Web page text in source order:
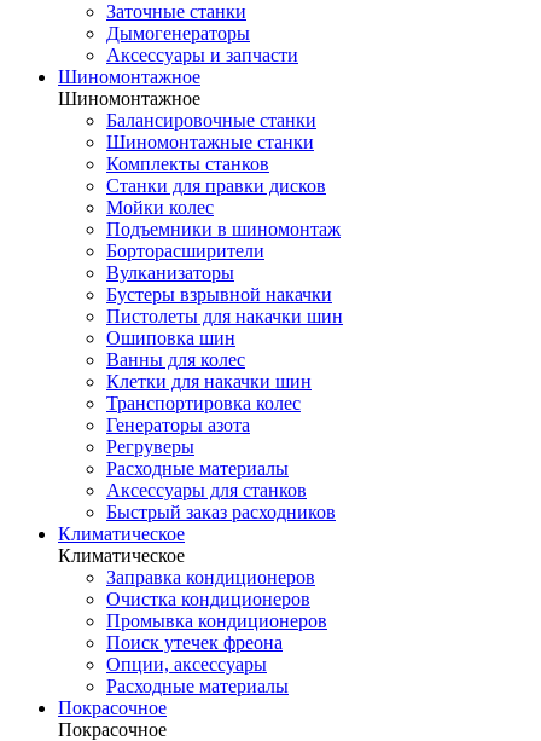
Заточные станки
Дымогенераторы
Аксессуары и запчасти
Шиномонтажное
Шиномонтажное
Балансировочные станки
Шиномонтажные станки
Комплекты станков
Станки для правки дисков
Мойки колес
Подъемники в шиномонтаж
Борторасширители
Вулканизаторы
Бустеры взрывной накачки
Пистолеты для накачки шин
Ошиповка шин
Ванны для колес
Клетки для накачки шин
Транспортировка колес
Генераторы азота
Регруверы
Расходные материалы
Аксессуары для станков
Быстрый заказ расходников
Климатическое
Климатическое
Заправка кондиционеров
Очистка кондиционеров
Промывка кондиционеров
Поиск утечек фреона
Опции, аксессуары
Расходные материалы
Покрасочное
Покрасочное